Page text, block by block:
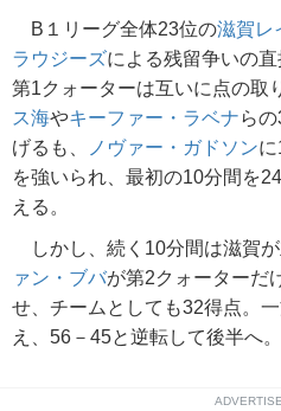
B１リーグ全体23位の滋賀レ
ラウジーズによる残留争いの直
第1クォーターは互いに点の取
ス海やキーファー・ラベナら
げるも、
ノヴァー・ガドソン
を強いられ、最初の10分間を
える。
しかし、続く10分間は滋賀が
ァン・ブバが第2クォーターだ
せ、チームとしても32得点。
え、56－45と逆転して後半へ。